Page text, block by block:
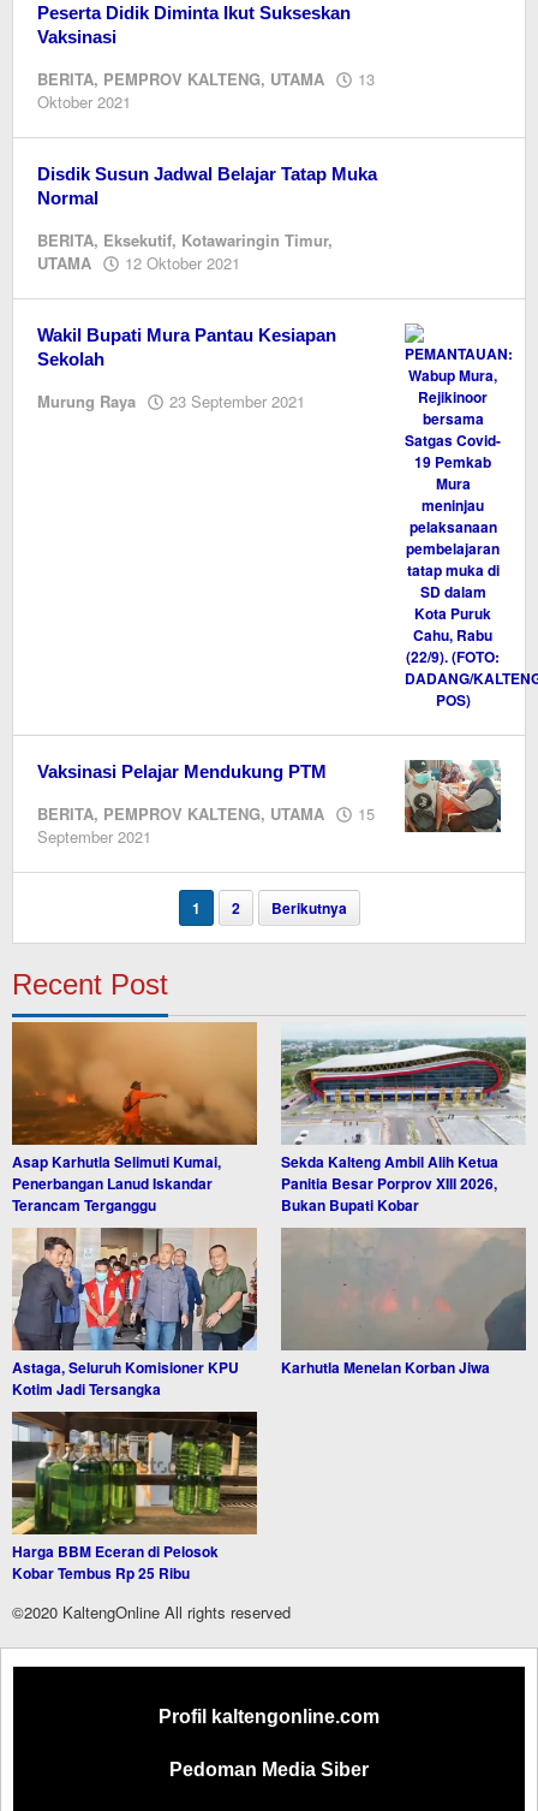
Peserta Didik Diminta Ikut Sukseskan
Vaksinasi
BERITA, PEMPROV KALTENG, UTAMA
13
Oktober 2021
Disdik Susun Jadwal Belajar Tatap Muka
Normal
BERITA, Eksekutif, Kotawaringin Timur,
UTAMA
12 Oktober 2021
Wakil Bupati Mura Pantau Kesiapan
Sekolah
Murung Raya 23 September 2021
Vaksinasi Pelajar Mendukung PTM
BERITA, PEMPROV KALTENG, UTAMA
15
September 2021
1 2 Berikutnya
Recent Post
Asap Karhutla Selimuti Kumai,
Penerbangan Lanud Iskandar
Terancam Terganggu
Sekda Kalteng Ambil Alih Ketua
Panitia Besar Porprov XIII 2026,
Bukan Bupati Kobar
Astaga, Seluruh Komisioner KPU
Kotim Jadi Tersangka
Karhutla Menelan Korban Jiwa
Harga BBM Eceran di Pelosok
Kobar Tembus Rp 25 Ribu
©2020 KaltengOnline All rights reserved
Profil kaltengonline.com
Pedoman Media Siber